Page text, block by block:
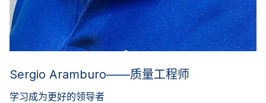
Sergio Aramburo——质量工程师
学习成为更好的领导者